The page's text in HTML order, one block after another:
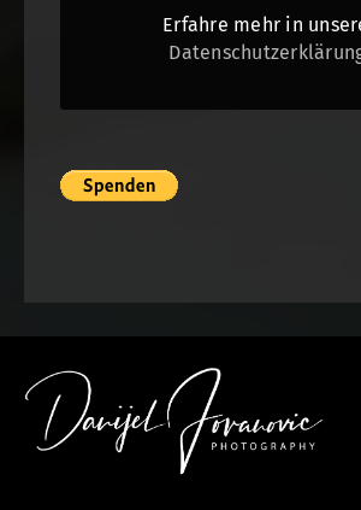
Erfahre mehr in